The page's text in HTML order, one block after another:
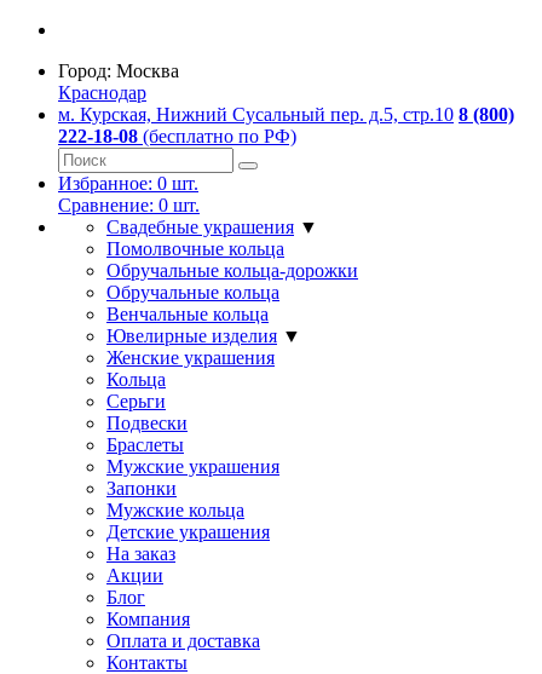
Город: Москва
Краснодар
м. Курская, Нижний Сусальный пер. д.5, стр.10 8 (800)
222-18-08 (бесплатно по РФ)
Избранное: 0 шт.
Сравнение: 0 шт.
Свадебные украшения ▼
Помолвочные кольца
Обручальные кольца-дорожки
Обручальные кольца
Венчальные кольца
Ювелирные изделия ▼
Женские украшения
Кольца
Серьги
Подвески
Браслеты
Мужские украшения
Запонки
Мужские кольца
Детские украшения
На заказ
Акции
Блог
Компания
Оплата и доставка
Контакты